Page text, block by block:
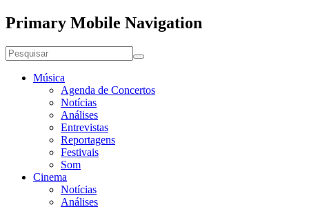
Primary Mobile Navigation
Música
Agenda de Concertos
Notícias
Análises
Entrevistas
Reportagens
Festivais
Som
Cinema
Notícias
Análises